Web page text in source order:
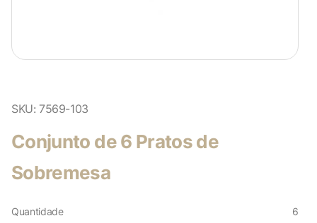
SKU: 7569-103
Conjunto de 6 Pratos de
Sobremesa
Quantidade 6